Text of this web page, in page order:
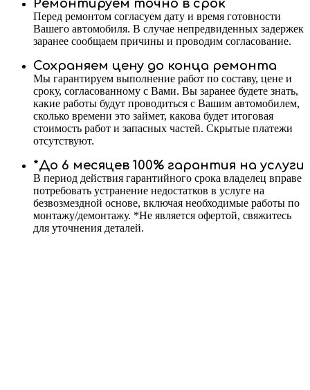
Ремонтируем точно в срок
Перед ремонтом согласуем дату и время готовности
Вашего автомобиля. В случае непредвиденных задержек
заранее сообщаем причины и проводим согласование.
Сохраняем цену до конца ремонта
Мы гарантируем выполнение работ по составу, цене и
сроку, согласованному с Вами. Вы заранее будете знать,
какие работы будут проводиться с Вашим автомобилем,
сколько времени это займет, какова будет итоговая
стоимость работ и запасных частей. Скрытые платежи
отсутствуют.
*До 6 месяцев 100% гарантия на услуги
В период действия гарантийного срока владелец вправе
потребовать устранение недостатков в услуге на
безвозмездной основе, включая необходимые работы по
монтажу/демонтажу. *Не является офертой, свяжитесь
для уточнения деталей.